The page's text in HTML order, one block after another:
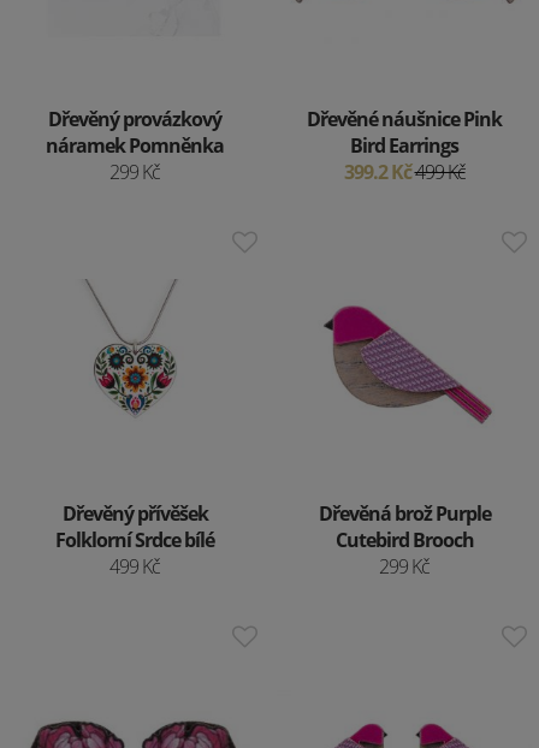
Dřevěný provázkový
náramek Pomněnka
299 Kč
Dřevěné náušnice Pink
Bird Earrings
399.2 Kč499 Kč
Dřevěný přívěšek
Folklorní Srdce bílé
499 Kč
Dřevěná brož Purple
Cutebird Brooch
299 Kč